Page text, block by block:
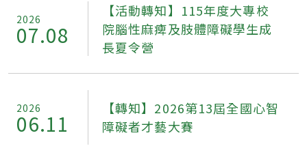
2026
07.08
【活動轉知】115年度大專校
院腦性麻痺及肢體障礙學生成
長夏令營
2026
06.11
【轉知】2026第13屆全國心智
障礙者才藝大賽